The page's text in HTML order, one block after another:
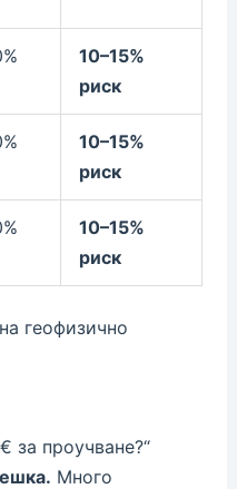
10–15%
риск
10–15%
риск
10–15%
риск
геофизично
за проучване?“
Много